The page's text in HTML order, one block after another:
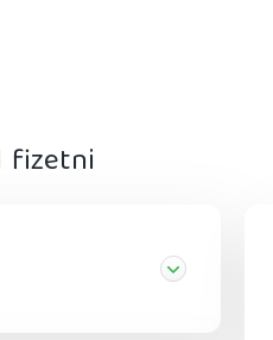
fizetni